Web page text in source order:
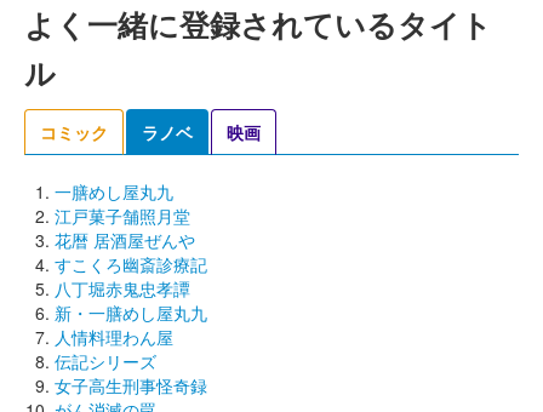
よく一緒に登録されているタイト
ル
コミック ラノベ 映画
一膳めし屋丸九
江戸菓子舗照月堂
花暦 居酒屋ぜんや
すこくろ幽斎診療記
八丁堀赤鬼忠孝譚
新・一膳めし屋丸九
人情料理わん屋
伝記シリーズ
女子高生刑事怪奇録